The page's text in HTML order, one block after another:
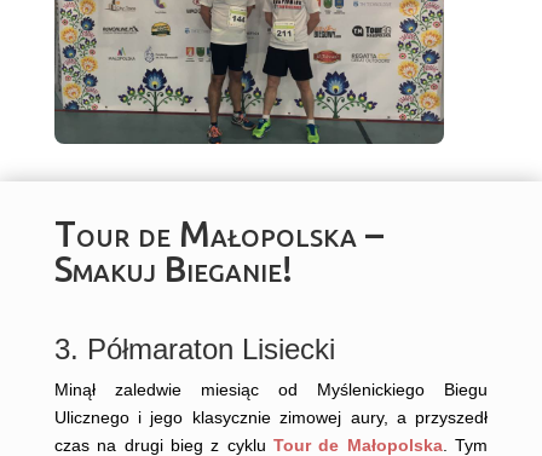
Tour de Małopolska –
Smakuj Bieganie!
3. Półmaraton Lisiecki
Minął zaledwie miesiąc od Myślenickiego Biegu
Ulicznego i jego klasycznie zimowej aury, a przyszedł
czas na drugi bieg z cykluTour de Małopolska. Tym